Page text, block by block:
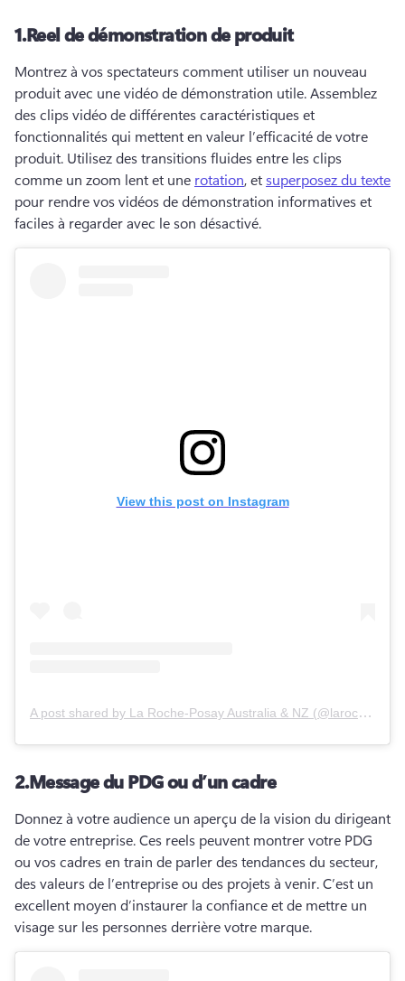
1.Reel de démonstration de produit
Montrez à vos spectateurs comment utiliser un nouveau
produit avec une vidéo de démonstration utile. Assemblez
des clips vidéo de différentes caractéristiques et
fonctionnalités qui mettent en valeur l’efficacité de votre
produit. Utilisez des transitions fluides entre les clips
comme un zoom lent et une rotation, et superposez du texte
pour rendre vos vidéos de démonstration informatives et
faciles à regarder avec le son désactivé.
View this post on Instagram
A post shared by La Roche-Posay Australia & NZ (@larocheposayaunz
2.Message du PDG ou d’un cadre
Donnez à votre audience un aperçu de la vision du dirigeant
de votre entreprise. Ces reels peuvent montrer votre PDG
ou vos cadres en train de parler des tendances du secteur,
des valeurs de l’entreprise ou des projets à venir. C’est un
excellent moyen d’instaurer la confiance et de mettre un
visage sur les personnes derrière votre marque.